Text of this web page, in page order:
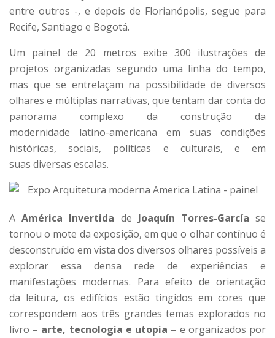
entre outros -, e depois de Florianópolis, segue para
Recife, Santiago e Bogotá.
Um painel de 20 metros exibe 300 ilustrações de
projetos organizadas segundo uma linha do tempo,
mas que se entrelaçam na possibilidade de diversos
olhares e múltiplas narrativas, que tentam dar conta do
panorama complexo da construção da
modernidade latino-americana em suas condições
históricas, sociais, políticas e culturais, e em
suas diversas escalas.
AAmérica Invertida de Joaquín Torres-García se
tornou o mote da exposição, em que o olhar contínuo é
desconstruído em vista dos diversos olhares possíveis a
explorar essa densa rede de experiências e
manifestações modernas. Para efeito de orientação
da leitura, os edifícios estão tingidos em cores que
correspondem aos três grandes temas explorados no
livro – arte, tecnologia e utopia – e organizados por